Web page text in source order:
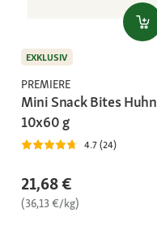
EXKLUSIV
PREMIERE
Mini Snack Bites Huhn
10x60 g
4.7 (24)
21,68 €
(36,13 €/kg)